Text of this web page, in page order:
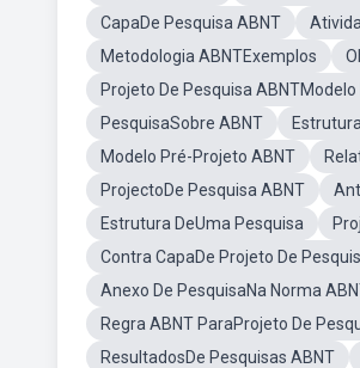
CapaDe Pesquisa ABNT
Metodologia ABNTExemplos
Projeto De Pesquisa
PesquisaSobre ABNT
Modelo Pré-Projeto ABNT
ProjectoDe Pesquisa ABNT
Estrutura DeUma Pesquisa
Contra CapaDe Projeto De
Anexo De PesquisaNa Norma
Regra ABNT ParaProjeto De
ResultadosDe Pesquisas ABNT